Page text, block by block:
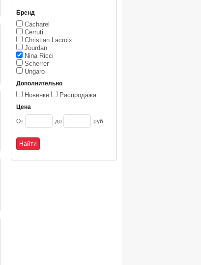
Бренд
Cacharel
Cerruti
Christian Lacroix
Jourdan
Nina Ricci
Scherrer
Ungaro
Дополнительно
Новинки Распродажа
Цена
От до руб.